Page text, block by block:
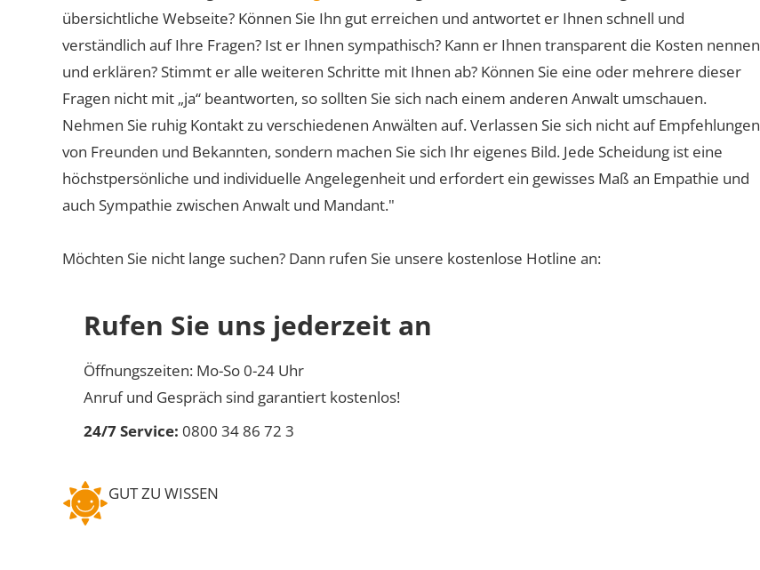
übersichtliche Webseite? Können Sie Ihn gut erreichen und antwortet er Ihnen schnell und
verständlich auf Ihre Fragen? Ist er Ihnen sympathisch? Kann er Ihnen transparent die Kosten nennen
und erklären? Stimmt er alle weiteren Schritte mit Ihnen ab? Können Sie eine oder mehrere dieser
Fragen nicht mit „ja“ beantworten, so sollten Sie sich nach einem anderen Anwalt umschauen.
Nehmen Sie ruhig Kontakt zu verschiedenen Anwälten auf. Verlassen Sie sich nicht auf Empfehlungen
von Freunden und Bekannten, sondern machen Sie sich Ihr eigenes Bild. Jede Scheidung ist eine
höchstpersönliche und individuelle Angelegenheit und erfordert ein gewisses Maß an Empathie und
auch Sympathie zwischen Anwalt und Mandant."
Möchten Sie nicht lange suchen? Dann rufen Sie unsere kostenlose Hotline an:
Rufen Sie uns jederzeit an
Öffnungszeiten: Mo-So 0-24 Uhr
Anruf und Gespräch sind garantiert kostenlos!
24/7 Service: 0800 34 86 72 3
GUT ZU WISSEN